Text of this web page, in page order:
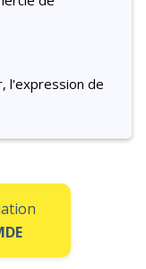
l'expression de